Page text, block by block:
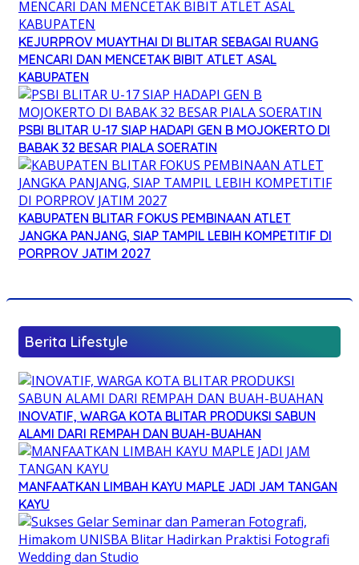
KEJURPROV MUAYTHAI DI BLITAR SEBAGAI RUANG
MENCARI DAN MENCETAK BIBIT ATLET ASAL
KABUPATEN
PSBI BLITAR U-17 SIAP HADAPI GEN B MOJOKERTO DI
BABAK 32 BESAR PIALA SOERATIN
KABUPATEN BLITAR FOKUS PEMBINAAN ATLET
JANGKA PANJANG, SIAP TAMPIL LEBIH KOMPETITIF DI
PORPROV JATIM 2027
Berita Lifestyle
INOVATIF, WARGA KOTA BLITAR PRODUKSI SABUN
ALAMI DARI REMPAH DAN BUAH-BUAHAN
MANFAATKAN LIMBAH KAYU MAPLE JADI JAM TANGAN
KAYU